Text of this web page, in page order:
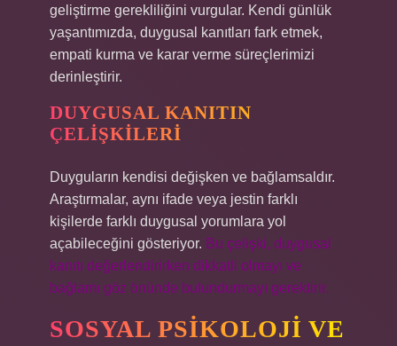
geliştirme gerekliliğini vurgular. Kendi günlük
yaşantımızda, duygusal kanıtları fark etmek,
empati kurma ve karar verme süreçlerimizi
derinleştirir.
DUYGUSAL KANITIN
ÇELIŞKILERI
Duyguların kendisi değişken ve bağlamsaldır.
Araştırmalar, aynı ifade veya jestin farklı
kişilerde farklı duygusal yorumlara yol
açabileceğini gösteriyor. Bu çelişki, duygusal
kanıtı değerlendirirken dikkatli olmayı ve
bağlamı göz önünde bulundurmayı gerektirir.
SOSYAL PSIKOLOJI VE